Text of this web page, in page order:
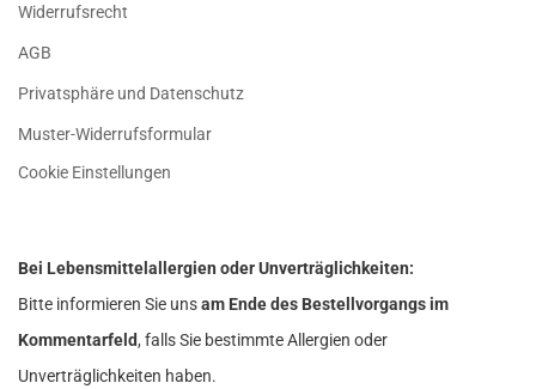
Widerrufsrecht
AGB
Privatsphäre und Datenschutz
Muster-Widerrufsformular
Cookie Einstellungen
Bei Lebensmittelallergien oder Unverträglichkeiten:
Bitte informieren Sie unsam Ende des Bestellvorgangs im
Kommentarfeld, falls Sie bestimmte Allergien oder
Unverträglichkeiten haben.